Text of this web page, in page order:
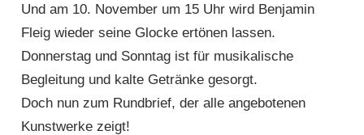
Und am 10. November um 15 Uhr wird Benjamin
Fleig wieder seine Glocke ertönen lassen.
Donnerstag und Sonntag ist für musikalische
Begleitung und kalte Getränke gesorgt.
Doch nun zum Rundbrief, der alle angebotenen
Kunstwerke zeigt!